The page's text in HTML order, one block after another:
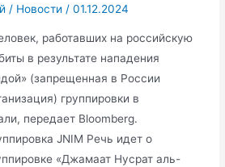
/ Новости /01.12.2024
работавших на российскую
в результате нападения
(запрещенная в России
группировки в
передает Bloomberg.
JNIM Речь идет о
«Джамаат Нусрат аль-